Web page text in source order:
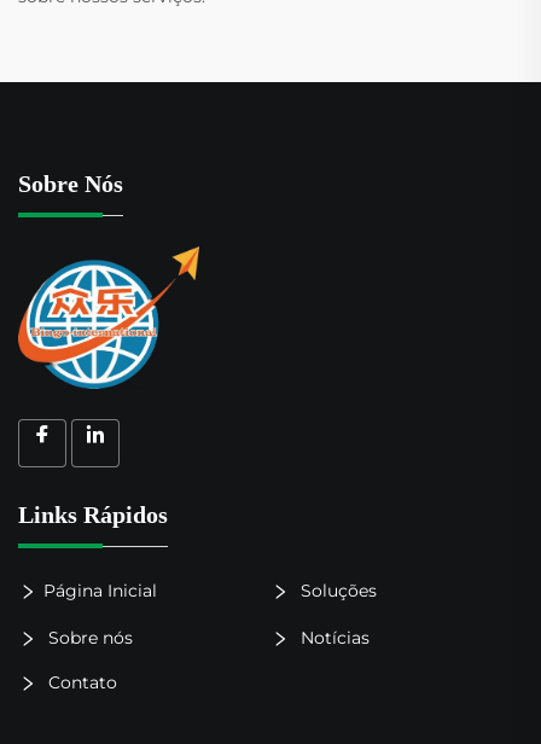
Sobre Nós
Links Rápidos
Página Inicial Soluções
Sobre nós Notícias
Contato